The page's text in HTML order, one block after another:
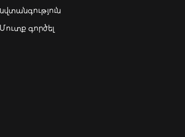
Մուտք գործել